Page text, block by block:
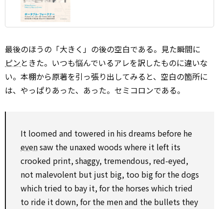
最後のほうの「大きく」の後の空白である。見た瞬間に
ピンときた。いつも悩んでいるアレを訳したものに違いな
い。本棚から原著を引っ張り出してみると、空白の箇所に
は、やっぱりあった、あった。セミコロンである。
It loomed and towered in his dreams before he
evensaw the unaxed woods where it left its
crooked print, shaggy, tremendous, red-eyed,
not malevolent but just big, too big for the dogs
which tried to bay it, for the horses which tried
to ride it down, for the men and the bullets they